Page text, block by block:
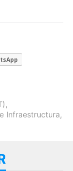
,
Infraestructura,